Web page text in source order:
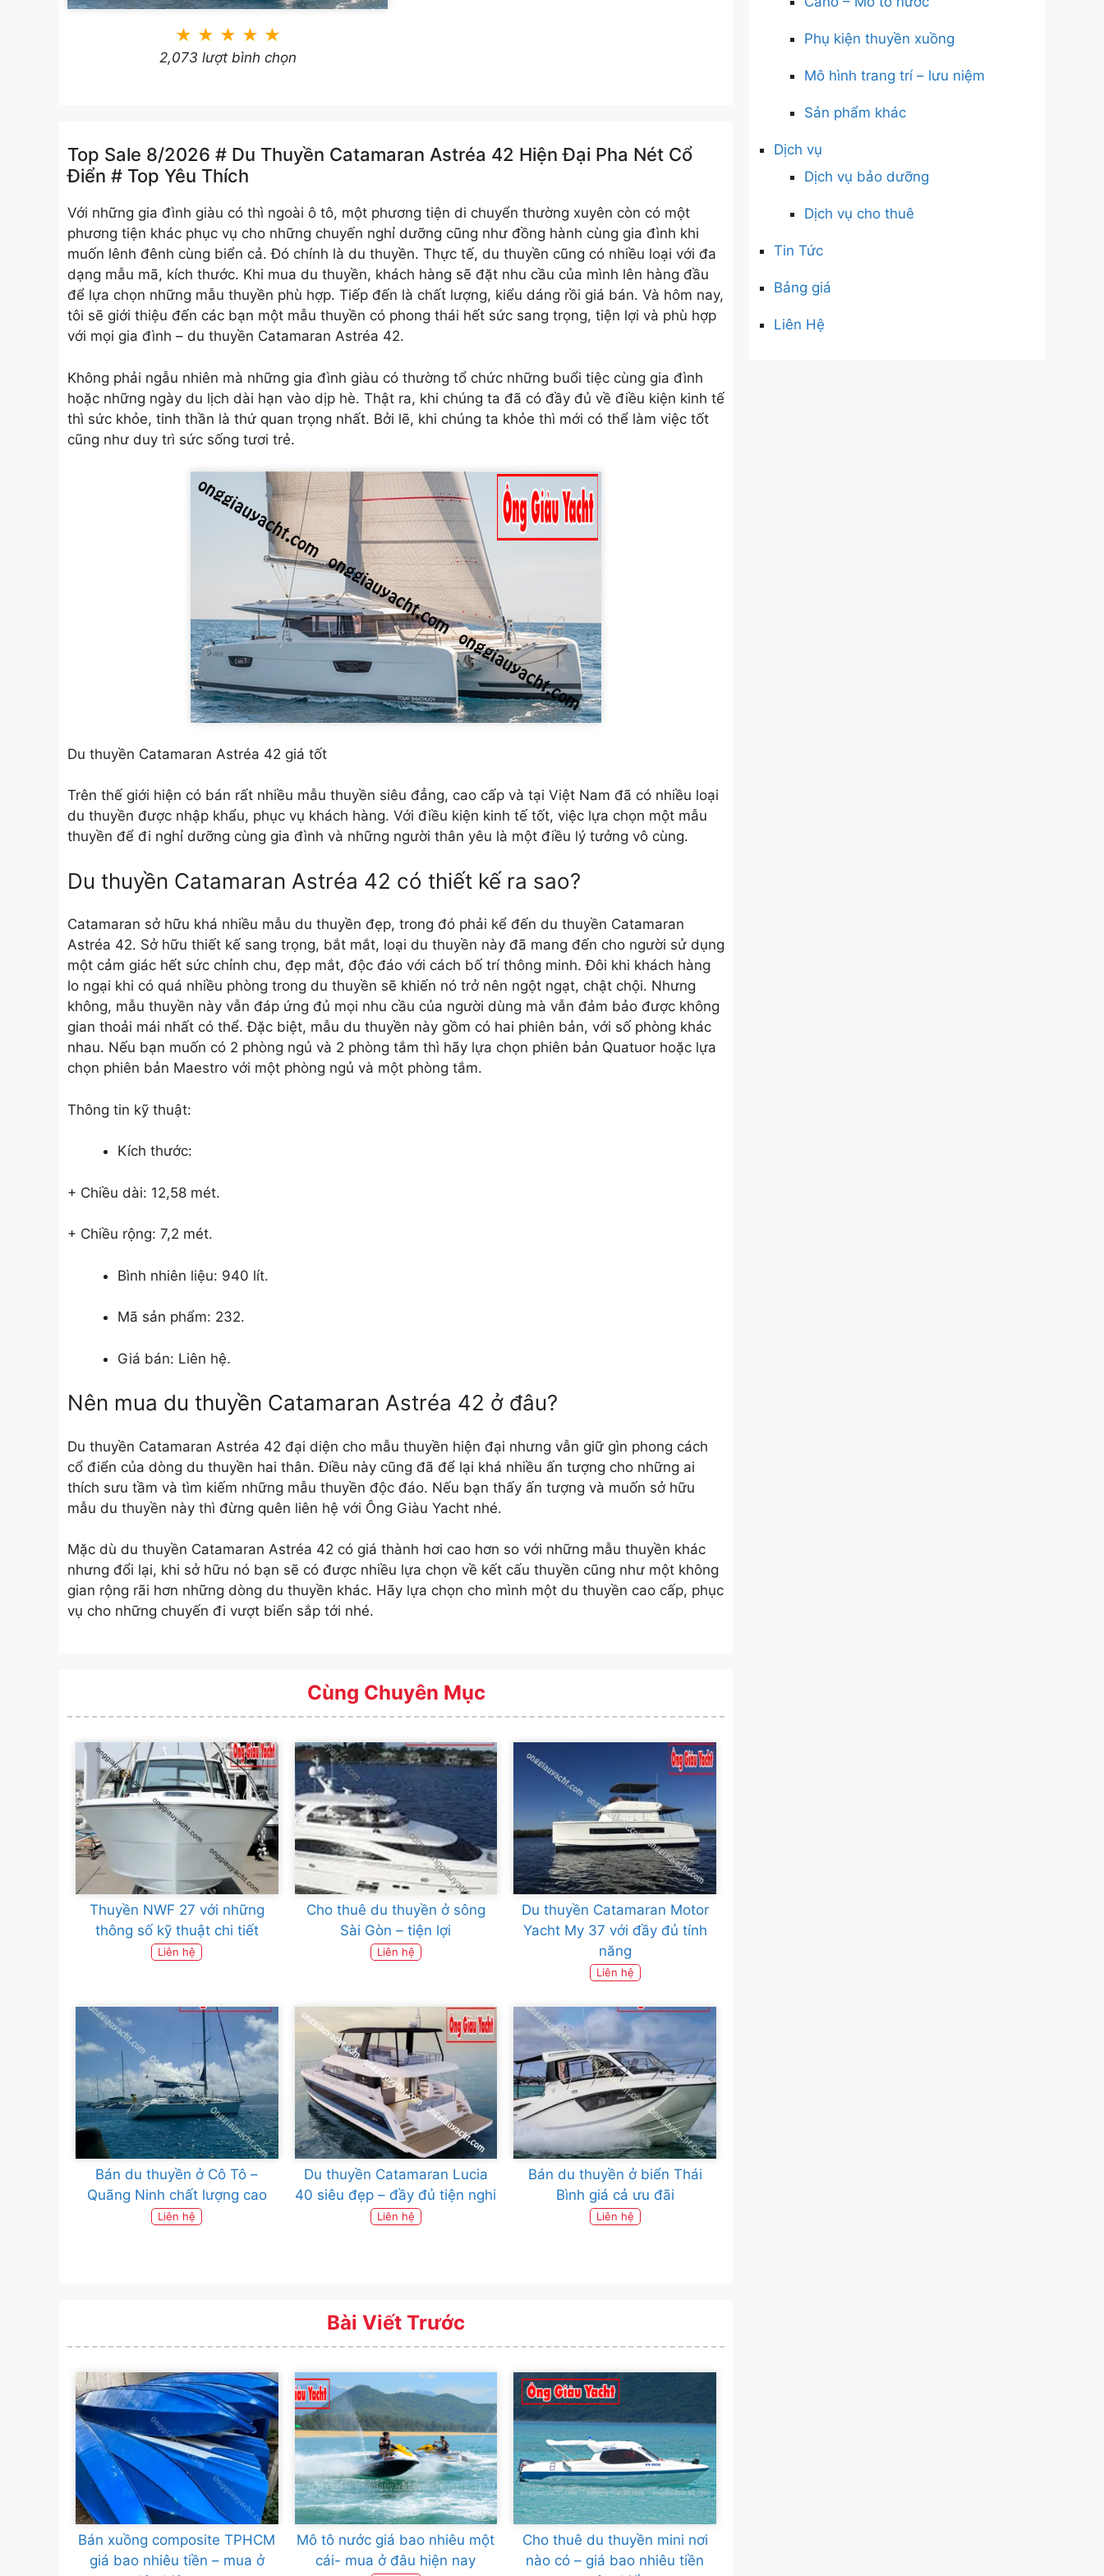
★ ★ ★ ★ ★
2,073 lượt bình chọn
Top Sale 8/2026 # Du Thuyền Catamaran Astréa 42 Hiện Đại Pha Nét Cổ
Điển # Top Yêu Thích
Với những gia đình giàu có thì ngoài ô tô, một phương tiện di chuyển thường xuyên còn có một
phương tiện khác phục vụ cho những chuyến nghỉ dưỡng cũng như đồng hành cùng gia đình khi
muốn lênh đênh cùng biển cả. Đó chính là du thuyền. Thực tế, du thuyền cũng có nhiều loại với đa
dạng mẫu mã, kích thước. Khi mua du thuyền, khách hàng sẽ đặt nhu cầu của mình lên hàng đầu
để lựa chọn những mẫu thuyền phù hợp. Tiếp đến là chất lượng, kiểu dáng rồi giá bán. Và hôm nay,
tôi sẽ giới thiệu đến các bạn một mẫu thuyền có phong thái hết sức sang trọng, tiện lợi và phù hợp
với mọi gia đình – du thuyền Catamaran Astréa 42.
Không phải ngẫu nhiên mà những gia đình giàu có thường tổ chức những buổi tiệc cùng gia đình
hoặc những ngày du lịch dài hạn vào dịp hè. Thật ra, khi chúng ta đã có đầy đủ về điều kiện kinh tế
thì sức khỏe, tinh thần là thứ quan trọng nhất. Bởi lẽ, khi chúng ta khỏe thì mới có thể làm việc tốt
cũng như duy trì sức sống tươi trẻ.
Du thuyền Catamaran Astréa 42 giá tốt
Trên thế giới hiện có bán rất nhiều mẫu thuyền siêu đẳng, cao cấp và tại Việt Nam đã có nhiều loại
du thuyền được nhập khẩu, phục vụ khách hàng. Với điều kiện kinh tế tốt, việc lựa chọn một mẫu
thuyền để đi nghỉ dưỡng cùng gia đình và những người thân yêu là một điều lý tưởng vô cùng.
Du thuyền Catamaran Astréa 42 có thiết kế ra sao?
Catamaran sở hữu khá nhiều mẫu du thuyền đẹp, trong đó phải kể đến du thuyền Catamaran
Astréa 42. Sở hữu thiết kế sang trọng, bắt mắt, loại du thuyền này đã mang đến cho người sử dụng
một cảm giác hết sức chỉnh chu, đẹp mắt, độc đáo với cách bố trí thông minh. Đôi khi khách hàng
lo ngại khi có quá nhiều phòng trong du thuyền sẽ khiến nó trở nên ngột ngạt, chật chội. Nhưng
không, mẫu thuyền này vẫn đáp ứng đủ mọi nhu cầu của người dùng mà vẫn đảm bảo được không
gian thoải mái nhất có thể. Đặc biệt, mẫu du thuyền này gồm có hai phiên bản, với số phòng khác
nhau. Nếu bạn muốn có 2 phòng ngủ và 2 phòng tắm thì hãy lựa chọn phiên bản Quatuor hoặc lựa
chọn phiên bản Maestro với một phòng ngủ và một phòng tắm.
Thông tin kỹ thuật:
Kích thước:
+ Chiều dài: 12,58 mét.
+ Chiều rộng: 7,2 mét.
Bình nhiên liệu: 940 lít.
Mã sản phẩm: 232.
Giá bán: Liên hệ.
Nên mua du thuyền Catamaran Astréa 42 ở đâu?
Du thuyền Catamaran Astréa 42 đại diện cho mẫu thuyền hiện đại nhưng vẫn giữ gìn phong cách
cổ điển của dòng du thuyền hai thân. Điều này cũng đã để lại khá nhiều ấn tượng cho những ai
thích sưu tầm và tìm kiếm những mẫu thuyền độc đáo. Nếu bạn thấy ấn tượng và muốn sở hữu
mẫu du thuyền này thì đừng quên liên hệ với Ông Giàu Yacht nhé.
Mặc dù du thuyền Catamaran Astréa 42 có giá thành hơi cao hơn so với những mẫu thuyền khác
nhưng đổi lại, khi sở hữu nó bạn sẽ có được nhiều lựa chọn về kết cấu thuyền cũng như một không
gian rộng rãi hơn những dòng du thuyền khác. Hãy lựa chọn cho mình một du thuyền cao cấp, phục
vụ cho những chuyến đi vượt biển sắp tới nhé.
Cùng Chuyên Mục
Thuyền NWF 27 với những
thông số kỹ thuật chi tiết
Liên hệ
Cho thuê du thuyền ở sông
Sài Gòn – tiện lợi
Liên hệ
Du thuyền Catamaran Motor
Yacht My 37 với đầy đủ tính
năng
Liên hệ
Bán du thuyền ở Cô Tô –
Quãng Ninh chất lượng cao
Liên hệ
Du thuyền Catamaran Lucia
40 siêu đẹp – đầy đủ tiện nghi
Liên hệ
Bán du thuyền ở biển Thái
Bình giá cả ưu đãi
Liên hệ
Bài Viết Trước
Bán xuồng composite TPHCM
giá bao nhiêu tiền – mua ở
Mô tô nước giá bao nhiêu một
cái- mua ở đâu hiện nay
Cho thuê du thuyền mini nơi
nào có – giá bao nhiêu tiền
Phụ kiện thuyền xuồng
Mô hình trang trí – lưu niệm
Sản phẩm khác
Dịch vụ
Dịch vụ bảo dưỡng
Dịch vụ cho thuê
Tin Tức
Bảng giá
Liên Hệ